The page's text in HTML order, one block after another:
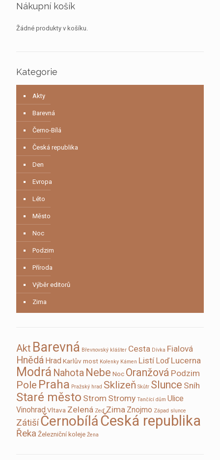
Nákupní košík
Žádné produkty v košíku.
Kategorie
Akty
Barevná
Černo-Bílá
Česká republika
Den
Evropa
Léto
Město
Noc
Podzim
Příroda
Výběr editorů
Zima
Akt Barevná Břevnovský klášter Cesta Dívka Fialová
Hnědá Hrad Karlův most Kořenky Kámen Listí Loď Lucerna
Modrá Nahota Nebe Noc Oranžová Podzim
Pole Praha Pražský hrad Sklizeň Skůtr Slunce Sníh
Staré město Strom Stromy Tančící dům Ulice
Vinohrad Vltava Zelená Zeď Zima Znojmo Západ slunce
ZátišíČernobíláČeská republika
Řeka Železniční koleje Žena